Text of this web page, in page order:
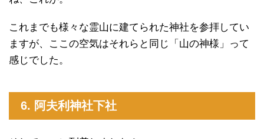
これまでも様々な霊山に建てられた神社を参拝してい
ますが、ここの空気はそれらと同じ「山の神様」って
感じでした。
6. 阿夫利神社下社